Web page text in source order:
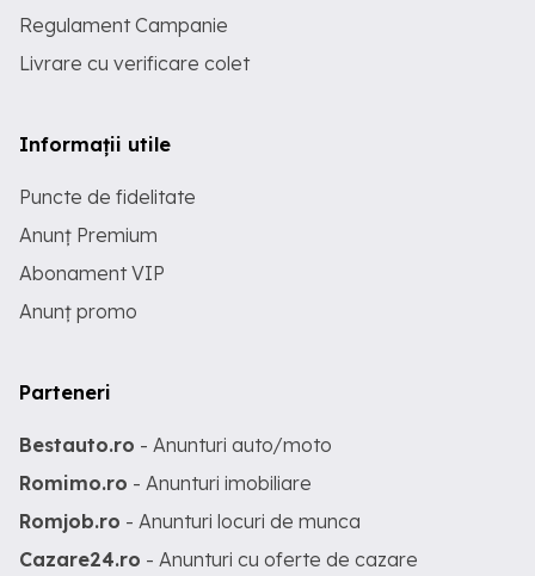
Regulament Campanie
Livrare cu verificare colet
Informații utile
Puncte de fidelitate
Anunț Premium
Abonament VIP
Anunț promo
Parteneri
Bestauto.ro - Anunturi auto/moto
Romimo.ro - Anunturi imobiliare
Romjob.ro - Anunturi locuri de munca
Cazare24.ro - Anunturi cu oferte de cazare